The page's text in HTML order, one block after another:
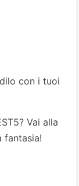
con i tuoi
Vai alla
fantasia!